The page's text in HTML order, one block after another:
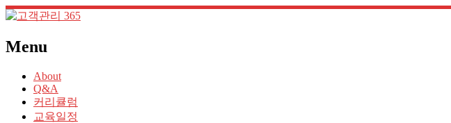
Menu
About
Q&A
커리큘럼
교육일정